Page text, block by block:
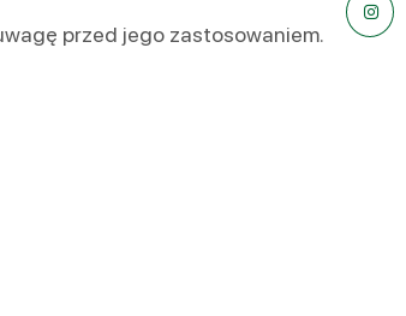
przed jego zastosowaniem.